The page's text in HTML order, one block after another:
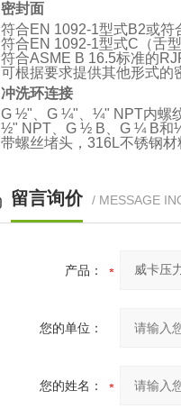
密封面
符合EN 1092-1型式B2或
符合EN 1092-1型式C（舌
符合ASME B 16.5标准的
可根据要求提供其他形式的
冲洗环连接
G ½"、G ¼"、¼" NPT内螺
½" NPT、G ½ B、G ¼ B和
带螺丝堵头，316L不锈钢材
留言询价 / MESSAGE
产品：
您的单位：
您的姓名：